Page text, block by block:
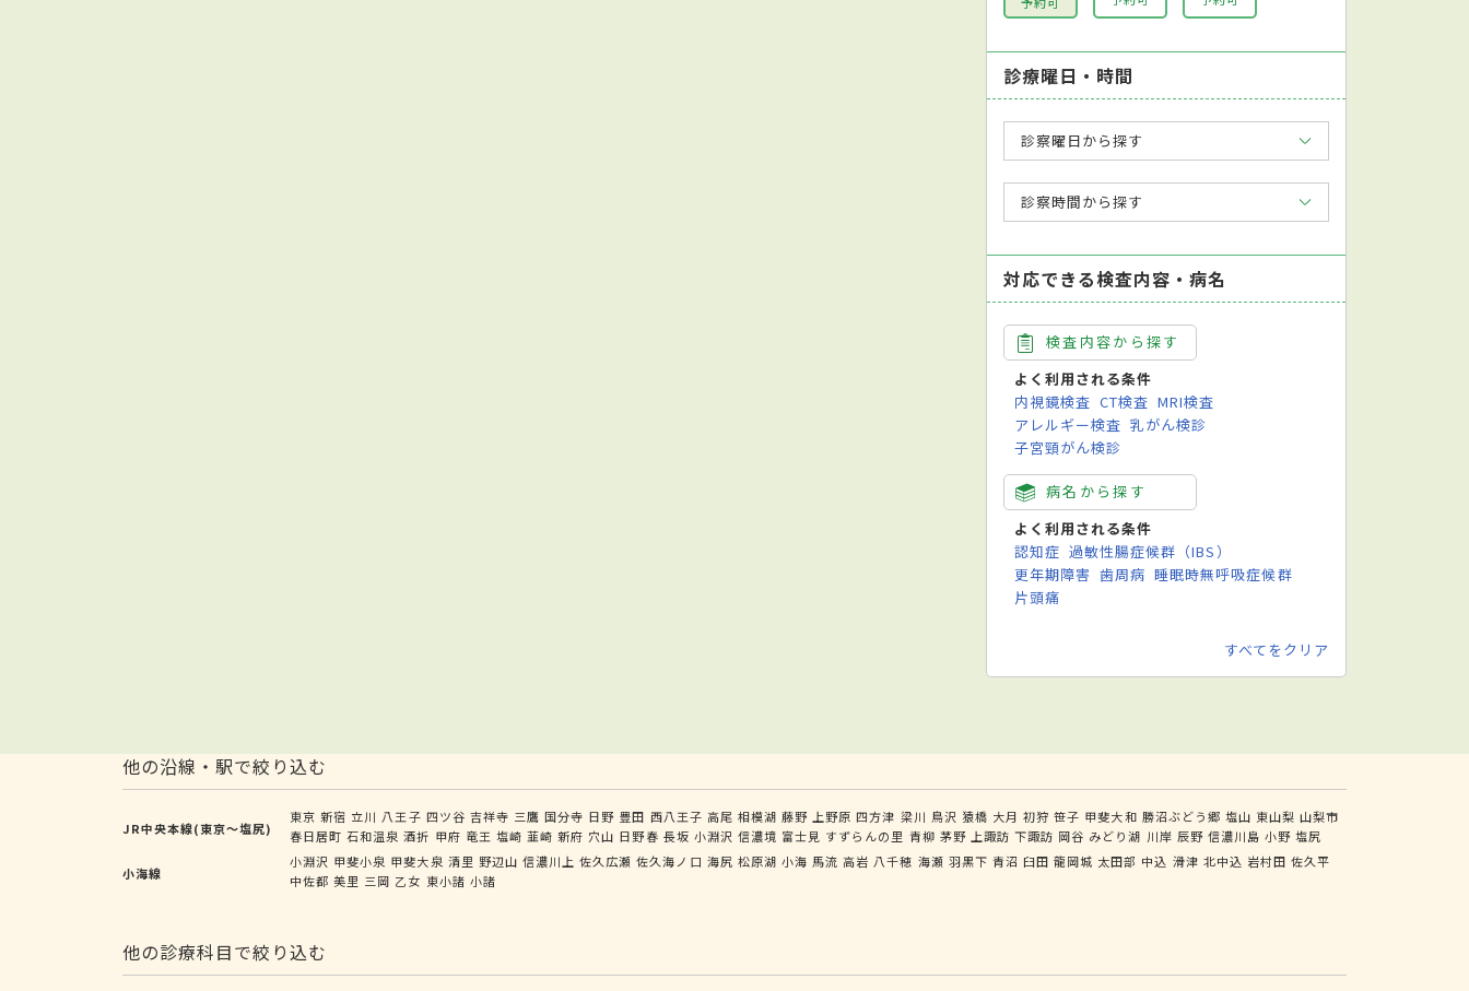
診療曜日・時間
診察曜日から探す
診察時間から探す
対応できる検査内容・病名
検査内容から探す
よく利用される条件
内視鏡検査 CT検査 MRI検査
アレルギー検査 乳がん検診
子宮頸がん検診
病名から探す
よく利用される条件
認知症 過敏性腸症候群（IBS）
更年期障害 歯周病 睡眠時無呼吸症候群
片頭痛
すべてをクリア
他の沿線・駅で絞り込む
JR中央本線(東京～塩尻)
東京 新宿 立川 八王子 四ツ谷 吉祥寺 三鷹 国分寺 日野 豊田 西八王子 高尾 相模湖 藤野 上野原 四方津 梁川 鳥沢 猿橋 大月 初狩 笹子 甲斐大和 勝沼ぶどう郷 塩山 東山梨 山梨市
春日居町 石和温泉 酒折 甲府 竜王 塩崎 韮崎 新府 穴山 日野春 長坂 小淵沢 信濃境 富士見 すずらんの里 青柳 茅野 上諏訪 下諏訪 岡谷 みどり湖 川岸 辰野 信濃川島 小野 塩尻
小海線
小淵沢 甲斐小泉 甲斐大泉 清里 野辺山 信濃川上 佐久広瀬 佐久海ノ口 海尻 松原湖 小海 馬流 高岩 八千穂 海瀬 羽黒下 青沼 臼田 龍岡城 太田部 中込 滑津 北中込 岩村田 佐久平
中佐都 美里 三岡 乙女 東小諸 小諸
他の診療科目で絞り込む